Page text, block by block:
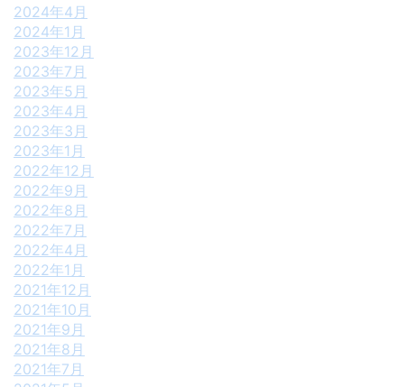
2024年4月
2024年1月
2023年12月
2023年7月
2023年5月
2023年4月
2023年3月
2023年1月
2022年12月
2022年9月
2022年8月
2022年7月
2022年4月
2022年1月
2021年12月
2021年10月
2021年9月
2021年8月
2021年7月